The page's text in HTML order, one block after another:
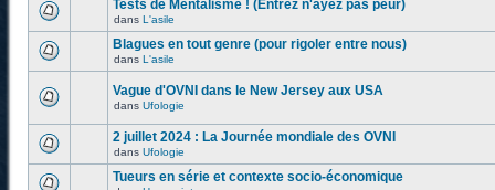
Tests de Mentalisme ! (Entrez n'ayez pas peur)
dans L'asile
Blagues en tout genre (pour rigoler entre nous)
dans L'asile
Vague d'OVNI dans le New Jersey aux USA
dans Ufologie
2 juillet 2024 : La Journée mondiale des OVNI
dans Ufologie
Tueurs en série et contexte socio-économique